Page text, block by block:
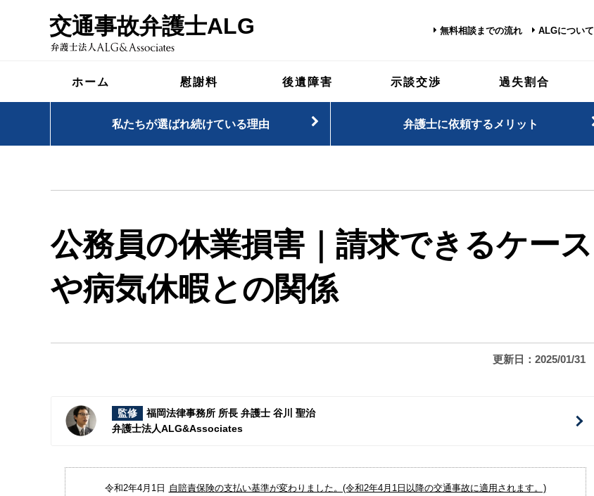
交通事故弁護士ALG 無料相談までの流れ ALGについて
ホーム 慰謝料 後遺障害 示談交渉 過失割合
私たちが選ばれ続けている理由 弁護士に依頼するメリット
公務員の休業損害｜請求できるケース
や病気休暇との関係
更新日：2025/01/31
監修
福岡法律事務所 所長 弁護士 谷川 聖治
弁護士法人ALG&Associates
令和2年4月1日 自賠責保険の支払い基準が変わりました。(令和2年4月1日以降の交通事故に適用されます。)